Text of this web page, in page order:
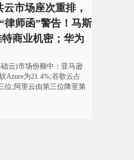
市场座次重排，
律师函”警告！马斯
商业机密；华为
云)市场份额中：亚马逊
Azure为21.4%;谷歌云占
位;阿里云由第三位降至第